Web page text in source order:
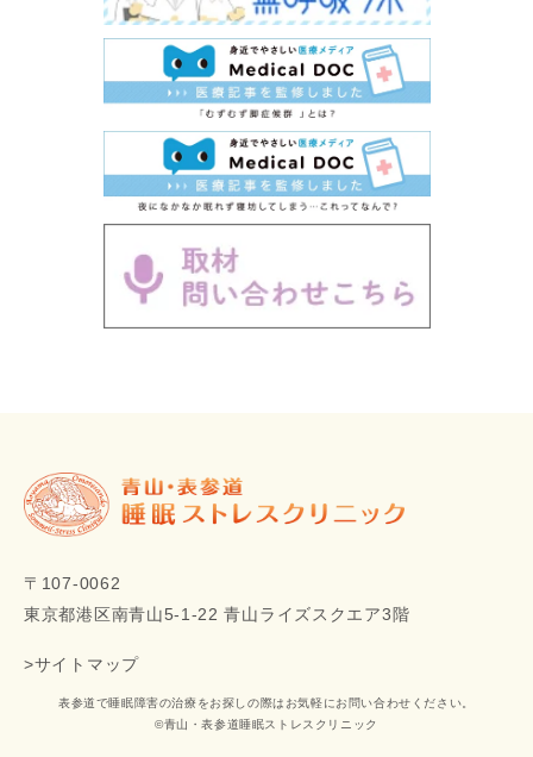
〒107-0062
東京都港区南青山5‐1‐22 青山ライズスクエア3階
>サイトマップ
表参道で睡眠障害の治療をお探しの際はお気軽にお問い合わせください。
©青山・表参道睡眠ストレスクリニック